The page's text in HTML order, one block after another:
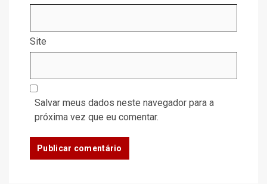
Site
Salvar meus dados neste navegador para a
próxima vez que eu comentar.